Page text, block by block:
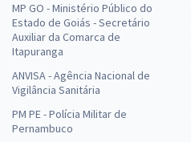
MP GO - Ministério Público do
Estado de Goiás - Secretário
Auxiliar da Comarca de
Itapuranga
ANVISA - Agência Nacional de
Vigilância Sanitária
PM PE - Polícia Militar de
Pernambuco